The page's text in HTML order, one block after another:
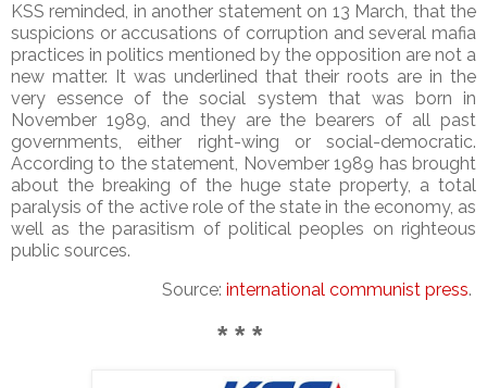
KSS reminded, in another statement on 13 March, that the
suspicions or accusations of corruption and several mafia
practices in politics mentioned by the opposition are not a
new matter. It was underlined that their roots are in the
very essence of the social system that was born in
November 1989, and they are the bearers of all past
governments, either right-wing or social-democratic.
According to the statement, November 1989 has brought
about the breaking of the huge state property, a total
paralysis of the active role of the state in the economy, as
well as the parasitism of political peoples on righteous
public sources.
Source: international communist press.
* * *